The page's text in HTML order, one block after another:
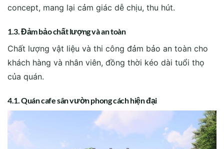
concept, mang lại cảm giác dễ chịu, thu hút.
1.3. Đảm bảo chất lượng và an toàn
Chất lượng vật liệu và thi công đảm bảo an toàn cho
khách hàng và nhân viên, đồng thời kéo dài tuổi thọ
của quán.
4.1. Quán cafe sân vườn phong cách hiện đại